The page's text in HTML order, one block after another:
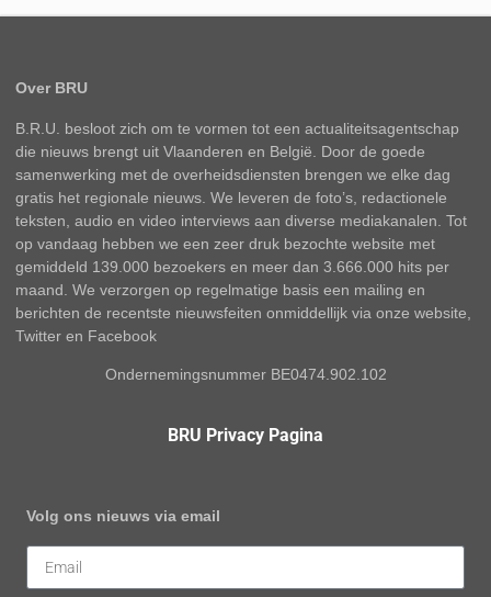
Over BRU
B.R.U. besloot zich om te vormen tot een actualiteitsagentschap
die nieuws brengt uit Vlaanderen en België. Door de goede
samenwerking met de overheidsdiensten brengen we elke dag
gratis het regionale nieuws. We leveren de foto’s, redactionele
teksten, audio en video interviews aan diverse mediakanalen. Tot
op vandaag hebben we een zeer druk bezochte website met
gemiddeld 139.000 bezoekers en meer dan 3.666.000 hits per
maand. We verzorgen op regelmatige basis een mailing en
berichten de recentste nieuwsfeiten onmiddellijk via onze website,
Twitter en Facebook
Ondernemingsnummer BE0474.902.102
BRU Privacy Pagina
Volg ons nieuws via email